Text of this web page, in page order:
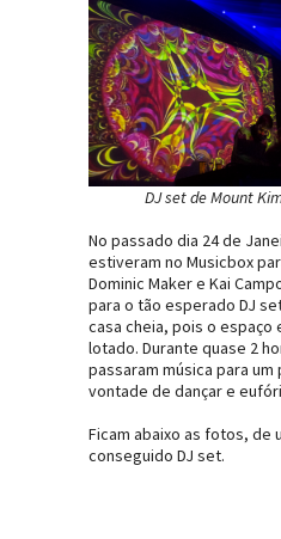
DJ set de Mount
No passado dia 24 de
estiveram no Musicbox
Dominic Maker e Kai
para o tão esperado DJ
casa cheia, pois o
lotado. Durante quase 2
passaram música para
vontade de dançar e
Ficam abaixo as fotos, de
conseguido DJ set.